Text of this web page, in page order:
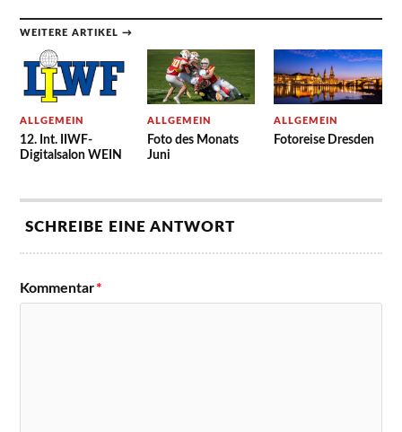
WEITERE ARTIKEL →
ALLGEMEIN
12. Int. IIWF-
Digitalsalon WEIN
ALLGEMEIN
Foto des Monats
Juni
ALLGEMEIN
Fotoreise Dresden
SCHREIBE EINE ANTWORT
Kommentar*